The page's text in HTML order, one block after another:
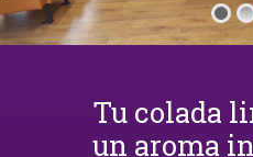
Tu colada
un aroma